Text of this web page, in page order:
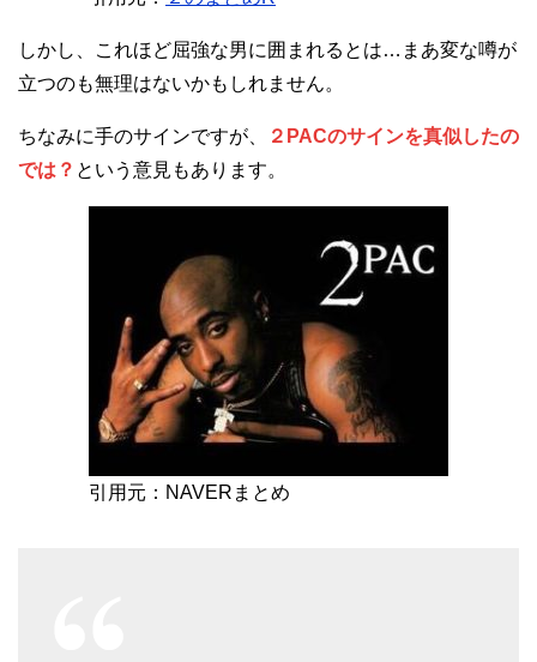
しかし、これほど屈強な男に囲まれるとは…まあ変な噂が
立つのも無理はないかもしれません。
ちなみに手のサインですが、
２PACのサインを真似したの
では？ という意見もあります。
引用元：NAVERまとめ